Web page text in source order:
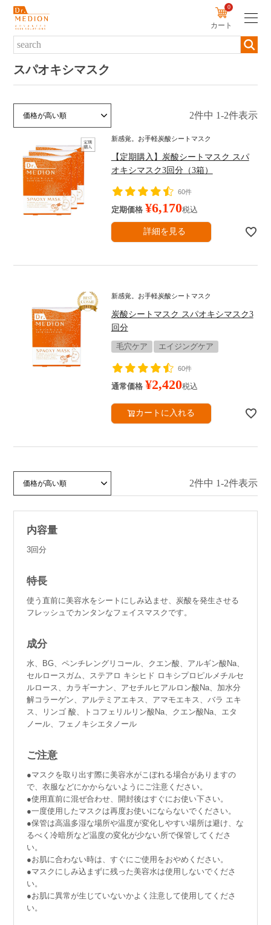
0
カート
新規会員登録
商品一覧から探す
ブランド・シリーズから探す
カテゴリーから探す
お悩みから探す
お手入れステップ
サービス・キャンペーン
定期便のご案内
ヘルプ・その他
よくあるご質問
ショッピングガイド
言語（LANGUAGE）
お問い合わせ
スパオキシマスク
価格が安い順
価格が高い順
新着順
人気順 2件中 1-2件表示
新感覚。お手軽炭酸シートマスク
【定期購入】炭酸シートマスク スパ
オキシマスク3回分（3箱）
60件
定期価格 ¥6,170税込
詳細を見る
新感覚。お手軽炭酸シートマスク
炭酸シートマスク スパオキシマスク3
回分
毛穴ケア エイジングケア
60件
通常価格 ¥2,420税込
カートに入れる
価格が安い順
価格が高い順
新着順
人気順 2件中 1-2件表示
内容量
3回分
特長
使う直前に美容水をシートにしみ込ませ、炭酸を発生させる
フレッシュでカンタンなフェイスマスクです。
成分
水、BG、ペンチレングリコール、クエン酸、アルギン酸Na、
セルロースガム、ステアロ キシヒド ロキシプロピルメチルセ
ルロース、カラギーナン、アセチルヒアルロン酸Na、加水分
解コラーゲン、アルテミアエキス、アマモエキス、バラ エキ
ス、リンゴ 酸、トコフェリルリン酸Na、クエン酸Na、エタ
ノール、フェノキシエタノール
ご注意
●マスクを取り出す際に美容水がこぼれる場合がありますの
で、衣服などにかからないようにご注意ください。
●使用直前に混ぜ合わせ、開封後はすぐにお使い下さい。
●一度使用したマスクは再度お使いにならないでください。
●保管は高温多湿な場所や温度が変化しやすい場所は避け、な
るべく冷暗所など温度の変化が少ない所で保管してくださ
い。
●お肌に合わない時は、すぐにご使用をおやめください。
●マスクにしみ込まずに残った美容水は使用しないでくださ
い。
●お肌に異常が生じていないかよく注意して使用してくださ
い。